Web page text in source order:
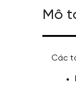
Mô
Các